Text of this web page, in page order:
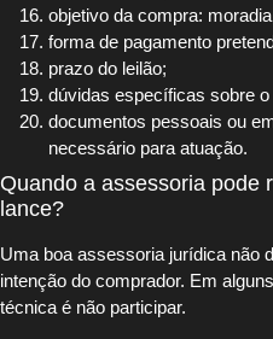
objetivo da compra:
forma de pagamento
prazo do leilão;
dúvidas específicas sobre o
documentos pessoais ou
necessário para atuação.
Quando a assessoria pode
lance?
Uma boa assessoria jurídica não
intenção do comprador. Em
técnica é não participar.